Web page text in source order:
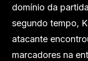
domínio da
segundo tempo,
atacante
marcadores na